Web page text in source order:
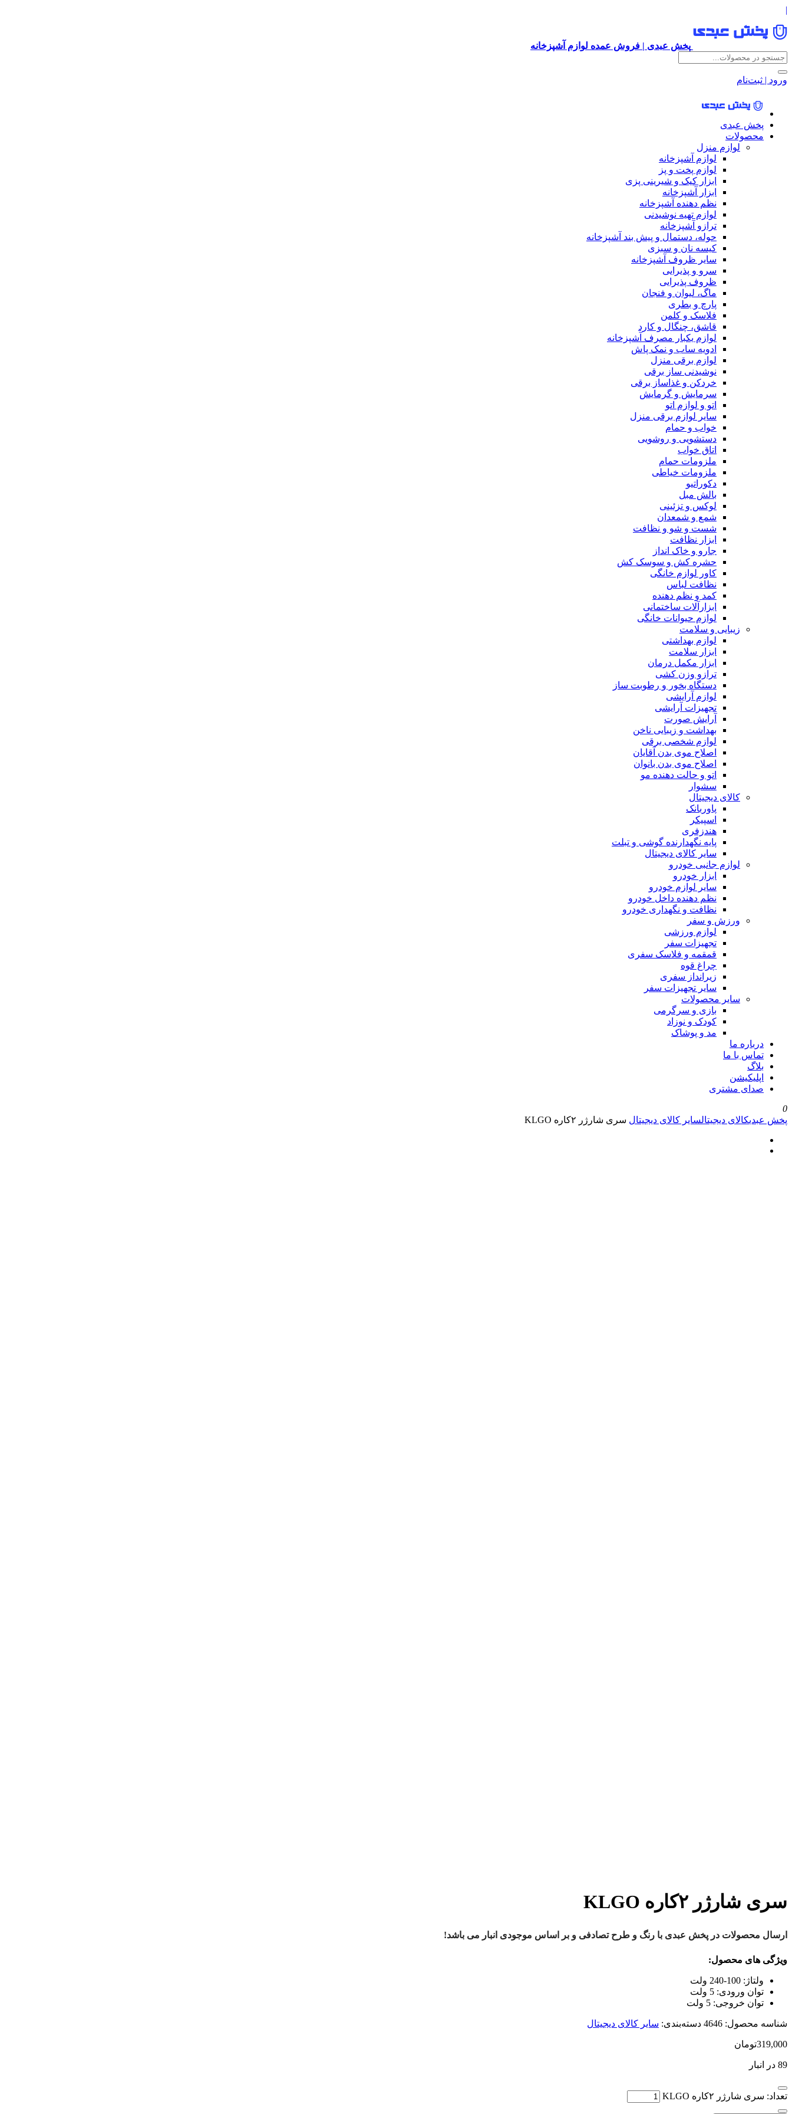
|
پخش عبدی | فروش عمده لوازم آشپزخانه
ورود | ثبت‌نام
پخش عبدی
محصولات
لوازم منزل
لوازم آشپزخانه
لوازم پخت و پز
ابزار کیک و شیرینی پزی
ابزار آشپزخانه
نظم دهنده آشپزخانه
لوازم تهیه نوشیدنی
ترازو آشپزخانه
حوله، دستمال و پیش بند آشپزخانه
کیسه نان و سبزی
سایر ظروف آشپزخانه
سرو و پذیرایی
ظروف پذیرایی
ماگ، لیوان و فنجان
پارچ و بطری
فلاسک و کلمن
قاشق، چنگال و کارد
لوازم یکبار مصرف آشپزخانه
ادویه ساب و نمک پاش
لوازم برقی منزل
نوشیدنی ساز برقی
خردکن و غذاساز برقی
سرمایش و گرمایش
اتو و لوازم اتو
سایر لوازم برقی منزل
خواب و حمام
دستشویی و روشویی
اتاق خواب
ملزومات حمام
ملزومات خیاطی
دکوراتیو
بالش مبل
لوکس و تزئینی
شمع و شمعدان
شست و شو و نظافت
ابزار نظافت
جارو و خاک انداز
حشره کش و سوسک کش
کاور لوازم خانگی
نظافت لباس
کمد و نظم دهنده
ابزارآلات ساختمانی
لوازم حیوانات خانگی
زیبایی و سلامت
لوازم بهداشتی
ابزار سلامت
ابزار مکمل درمان
ترازو وزن کشی
دستگاه بخور و رطوبت ساز
لوازم آرایشی
تجهیزات آرایشی
آرایش صورت
بهداشت و زیبایی ناخن
لوازم شخصی برقی
اصلاح موی بدن آقایان
اصلاح موی بدن بانوان
اتو و حالت دهنده مو
سشوار
کالای دیجیتال
پاوربانک
اسپیکر
هندزفری
پایه نگهدارنده گوشی و تبلت
سایر کالای دیجیتال
لوازم جانبی خودرو
ابزار خودرو
سایر لوازم خودرو
نظم دهنده داخل خودرو
نظافت و نگهداری خودرو
ورزش و سفر
لوازم ورزشی
تجهیزات سفر
قمقمه و فلاسک سفری
چراغ قوه
زیرانداز سفری
سایر تجهیزات سفر
سایر محصولات
بازی و سرگرمی
کودک و نوزاد
مد و پوشاک
درباره ما
تماس با ما
بلاگ
اپلیکیشن
صدای مشتری
0
پخش عبدیکالای دیجیتالسایر کالای دیجیتال سری شارژر ۲کاره KLGO
سری شارژر ۲کاره KLGO
ارسال محصولات در پخش عبدی با رنگ و طرح تصادفی و بر اساس موجودی انبار می باشد!
ویژگی های محصول:
ولتاژ: 100-240 ولت
توان ورودی: 5 ولت
توان خروجی: 5 ولت
شناسه محصول: 4646 دسته‌بندی: سایر کالای دیجیتال
319,000تومان
89 در انبار
تعداد: سری شارژر ۲کاره KLGO